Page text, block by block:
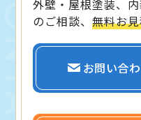
外壁・屋根塗装、
のご相談、無料お
お問い合